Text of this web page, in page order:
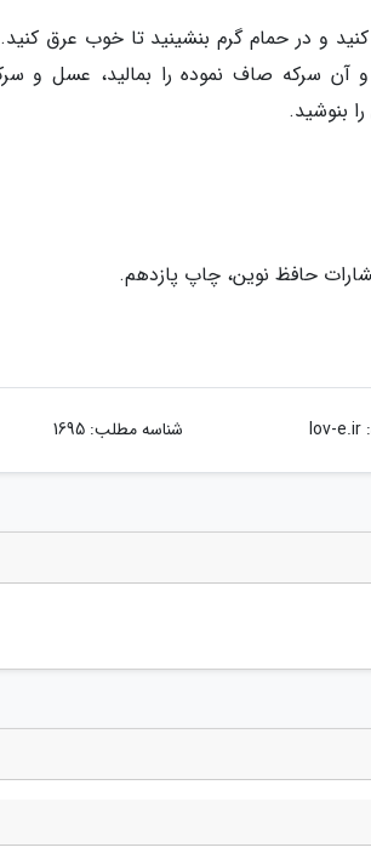
و در حمام گرم بنشینید تا خوب عرق
سرکه صاف نموده را بمالید، عسل و
بنوشید.
lov-e.ir شناسه مطلب: 1695